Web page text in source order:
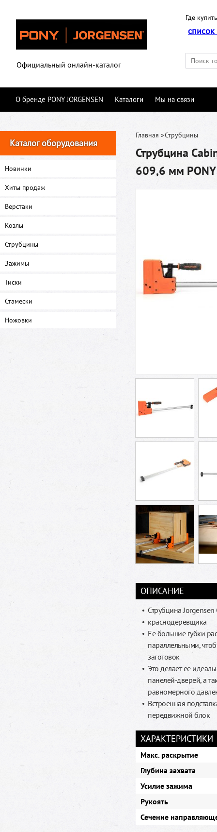
Официальный онлайн-каталог
Где
О бренде PONY JORGENSEN Каталоги Мы на связи
Каталог оборудования
Новинки
Хиты продаж
Верстаки
Козлы
Струбцины
Зажимы
Тиски
Стамески
Ножовки
Главная »Струбцины
Струбцина
609,6 мм PONY
ОПИСАНИЕ
Струбцина
краснодеревщика
Ее большие губки
параллельными,
заготовок
Это делает ее
панелей-дверей, а
равномерного
Встроенная
передвижной блок
ХАРАКТЕРИСТИКИ
Макс. раскрытие
Глубина захвата
Усилие зажима
Рукоять
Сечение